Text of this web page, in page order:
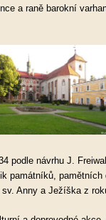
a raně barokní
podle návrhu J.
památníků,
Anny a Ježíška z